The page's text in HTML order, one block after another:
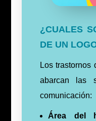
¿CUALES
DE UN
Los trastornos
abarcan las
comunicación:
Área del